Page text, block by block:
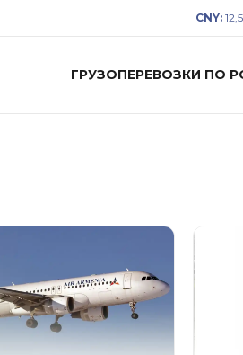
CNY:
ГРУЗОПЕРЕВОЗКИ ПО